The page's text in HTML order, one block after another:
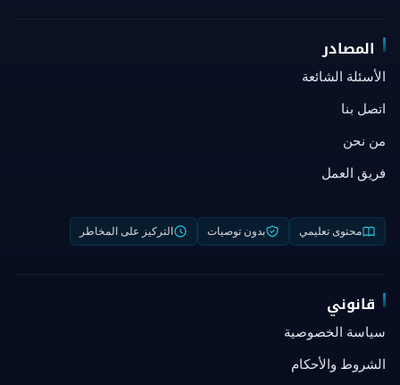
المصادر
الأسئلة الشائعة
اتصل بنا
من نحن
فريق العمل
محتوى تعليمي بدون توصيات التركيز على المخاطر
قانوني
سياسة الخصوصية
الشروط والأحكام